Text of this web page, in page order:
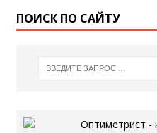
ПОИСК ПО САЙТУ